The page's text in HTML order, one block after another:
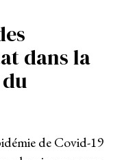
dans la
de Covid-19